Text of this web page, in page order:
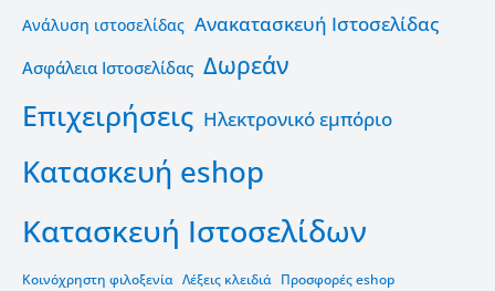
Ανάλυση ιστοσελίδας Ανακατασκευή Ιστοσελίδας
Ασφάλεια Ιστοσελίδας Δωρεάν
Επιχειρήσεις Ηλεκτρονικό εμπόριο
Κατασκευή eshop
Κατασκευή Ιστοσελίδων
Κοινόχρηστη φιλοξενία Λέξεις κλειδιά Προσφορές eshop